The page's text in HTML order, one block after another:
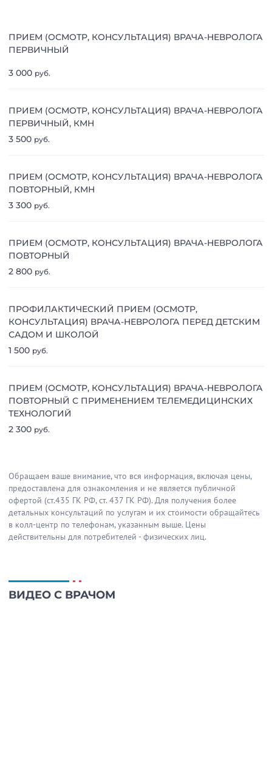
ПРИЕМ (ОСМОТР, КОНСУЛЬТАЦИЯ) ВРАЧА-НЕВРОЛОГА
ПЕРВИЧНЫЙ
3 000 руб.
ПРИЕМ (ОСМОТР, КОНСУЛЬТАЦИЯ) ВРАЧА-НЕВРОЛОГА
ПЕРВИЧНЫЙ, КМН
3 500 руб.
ПРИЕМ (ОСМОТР, КОНСУЛЬТАЦИЯ) ВРАЧА-НЕВРОЛОГА
ПОВТОРНЫЙ, КМН
3 300 руб.
ПРИЕМ (ОСМОТР, КОНСУЛЬТАЦИЯ) ВРАЧА-НЕВРОЛОГА
ПОВТОРНЫЙ
2 800 руб.
ПРОФИЛАКТИЧЕСКИЙ ПРИЕМ (ОСМОТР,
КОНСУЛЬТАЦИЯ) ВРАЧА-НЕВРОЛОГА ПЕРЕД ДЕТСКИМ
САДОМ И ШКОЛОЙ
1 500 руб.
ПРИЕМ (ОСМОТР, КОНСУЛЬТАЦИЯ) ВРАЧА-НЕВРОЛОГА
ПОВТОРНЫЙ С ПРИМЕНЕНИЕМ ТЕЛЕМЕДИЦИНСКИХ
ТЕХНОЛОГИЙ
2 300 руб.
Обращаем ваше внимание, что вся информация, включая цены,
предоставлена для ознакомления и не является публичной
офертой (ст.435 ГК РФ, cт. 437 ГК РФ). Для получения более
детальных консультаций по услугам и их стоимости обращайтесь
в колл-центр по телефонам, указанным выше. Цены
действительны для потребителей - физических лиц.
ВИДЕО С ВРАЧОМ